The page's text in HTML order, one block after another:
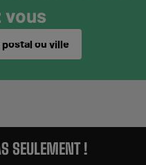
vous
ou ville
SEULEMENT !